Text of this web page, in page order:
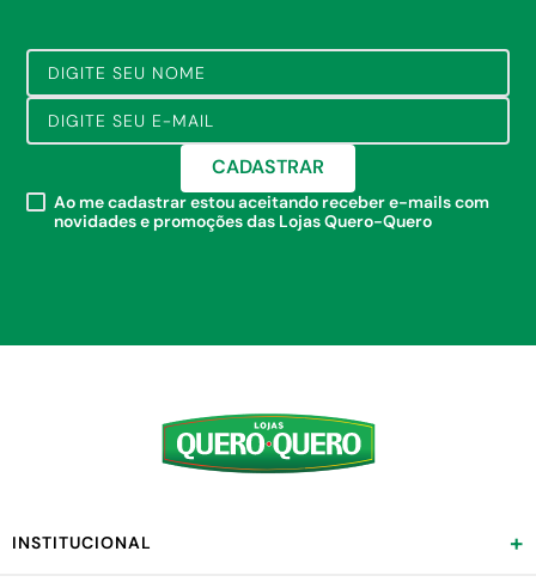
CADASTRAR
Ao me cadastrar estou aceitando receber e-mails com
novidades e promoções das Lojas Quero-Quero
INSTITUCIONAL +